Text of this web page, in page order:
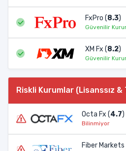
FxPro (8.3)
Güvenilir
XM Fx (8.2)
Güvenilir
Riskli Kurumlar (Lisanssız &
Octa Fx (4.7)
Bilinmiyor
Fiber Markets